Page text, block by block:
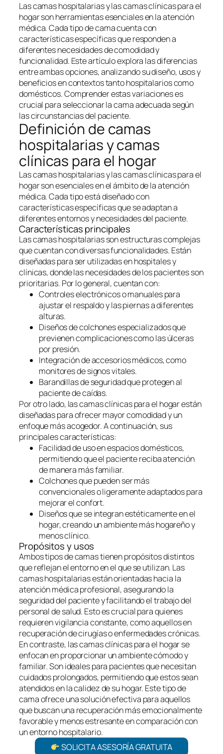
Las camas hospitalarias y las camas clínicas para el
hogar son herramientas esenciales en la atención
médica. Cada tipo de cama cuenta con
características específicas que responden a
diferentes necesidades de comodidad y
funcionalidad. Este artículo explora las diferencias
entre ambas opciones, analizando su diseño, usos y
beneficios en contextos tanto hospitalarios como
domésticos. Comprender estas variaciones es
crucial para seleccionar la cama adecuada según
las circunstancias del paciente.
Definición de camas
hospitalarias y camas
clínicas para el hogar
Las camas hospitalarias y las camas clínicas para el
hogar son esenciales en el ámbito de la atención
médica. Cada tipo está diseñado con
características específicas que se adaptan a
diferentes entornos y necesidades del paciente.
Características principales
Las camas hospitalarias son estructuras complejas
que cuentan con diversas funcionalidades. Están
diseñadas para ser utilizadas en hospitales y
clínicas, donde las necesidades de los pacientes son
prioritarias. Por lo general, cuentan con:
Controles electrónicos o manuales para
ajustar el respaldo y las piernas a diferentes
alturas.
Diseños de colchones especializados que
previenen complicaciones como las úlceras
por presión.
Integración de accesorios médicos, como
monitores de signos vitales.
Barandillas de seguridad que protegen al
paciente de caídas.
Por otro lado, las camas clínicas para el hogar están
diseñadas para ofrecer mayor comodidad y un
enfoque más acogedor. A continuación, sus
principales características:
Facilidad de uso en espacios domésticos,
permitiendo que el paciente reciba atención
de manera más familiar.
Colchones que pueden ser más
convencionales o ligeramente adaptados para
mejorar el confort.
Diseños que se integran estéticamente en el
hogar, creando un ambiente más hogareño y
menos clínico.
Propósitos y usos
Ambos tipos de camas tienen propósitos distintos
que reflejan el entorno en el que se utilizan. Las
camas hospitalarias están orientadas hacia la
atención médica profesional, asegurando la
seguridad del paciente y facilitando el trabajo del
personal de salud. Esto es crucial para quienes
requieren vigilancia constante, como aquellos en
recuperación de cirugías o enfermedades crónicas.
En contraste, las camas clínicas para el hogar se
enfocan en proporcionar un ambiente cómodo y
familiar. Son ideales para pacientes que necesitan
cuidados prolongados, permitiendo que estos sean
atendidos en la calidez de su hogar. Este tipo de
cama ofrece una solución efectiva para aquellos
que buscan una recuperación más emocionalmente
favorable y menos estresante en comparación con
un entorno hospitalario.
SOLICITA ASESORÍA GRATUITA